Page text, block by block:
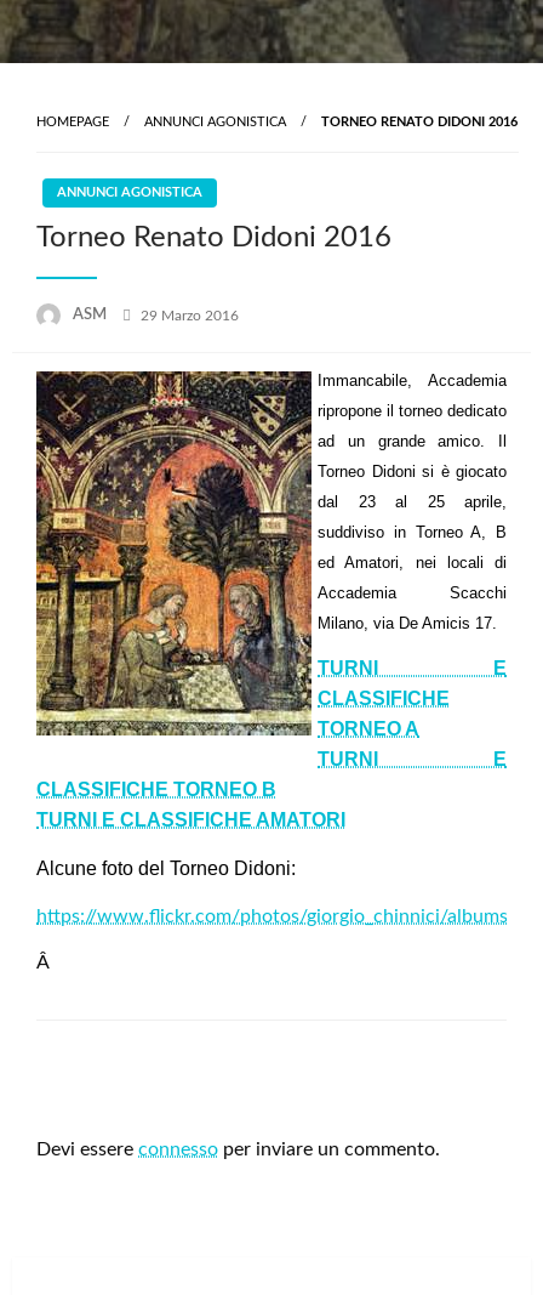
HOMEPAGE ANNUNCI AGONISTICA TORNEO RENATO DIDONI 2016
ANNUNCI AGONISTICA
Torneo Renato Didoni 2016
ASM
Posted
29 Marzo 2016
Immancabile, Accademia
ripropone il torneo dedicato
ad un grande amico. Il
Torneo Didoni si è giocato
dal 23 al 25 aprile,
suddiviso in Torneo A, B
ed Amatori, nei locali di
Accademia Scacchi
Milano, via De Amicis 17.
TURNI E
CLASSIFICHE
TORNEO A
TURNI E
CLASSIFICHE TORNEO B
TURNI E CLASSIFICHE AMATORI
Alcune foto del Torneo Didoni:
https://www.flickr.com/photos/giorgio_chinnici/albums
Â
Devi essere connesso per inviare un commento.